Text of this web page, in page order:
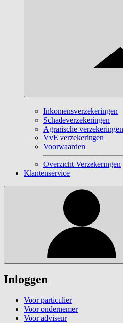
Inkomensverzekeringen
Schadeverzekeringen
Agrarische verzekeringen
VvE verzekeringen
Voorwaarden
Overzicht Verzekeringen
Klantenservice
Inloggen
Voor particulier
Voor ondernemer
Voor adviseur